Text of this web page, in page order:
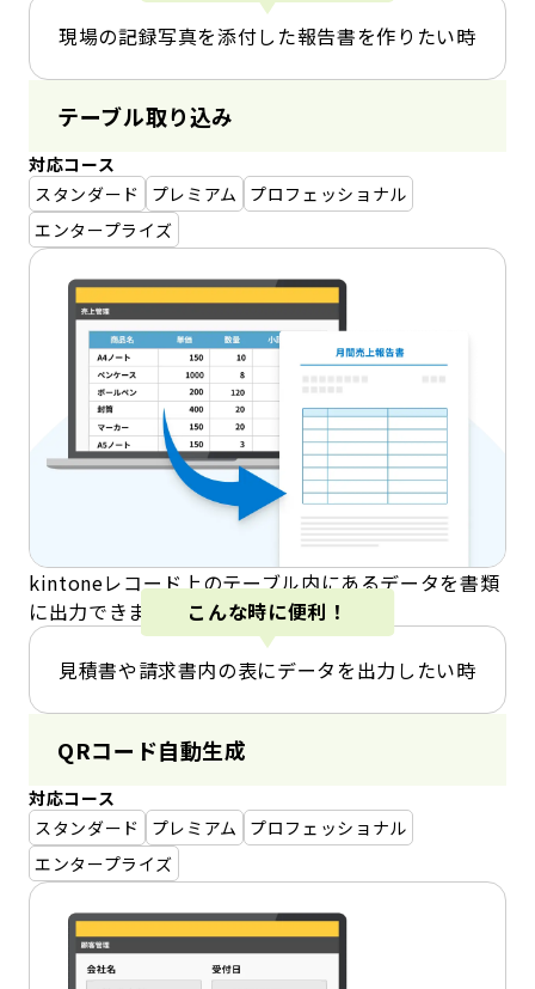
現場の記録写真を添付した報告書を作りたい時
テーブル取り込み
対応コース
スタンダード
プレミアム
プロフェッショナル
エンタープライズ
kintoneレコード上のテーブル内にあるデータを書類
に出力できます。
こんな時に便利！
見積書や請求書内の表にデータを出力したい時
QRコード自動生成
対応コース
スタンダード
プレミアム
プロフェッショナル
エンタープライズ